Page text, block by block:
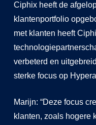
Ciphix heeft de
klantenportfolio
met klanten heeft
verbeterd en
sterke focus op
Marijn: “Deze focus
klanten, zoals hogere